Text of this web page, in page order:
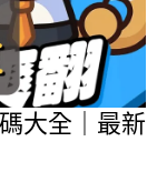
大全｜最新